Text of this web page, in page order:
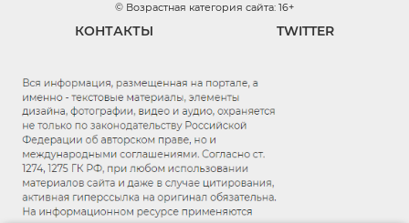
© Возрастная категория сайта: 16+
КОНТАКТЫ TWITTER